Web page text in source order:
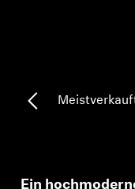
Ein